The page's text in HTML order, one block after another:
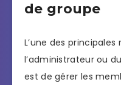
de groupe
L’une des
l’administrateur ou
est de gérer les